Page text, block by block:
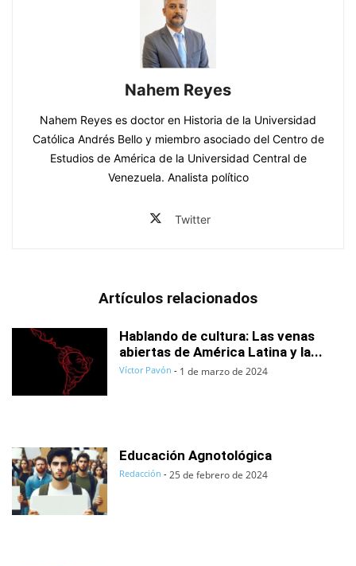
Nahem Reyes
Nahem Reyes es doctor en Historia de la Universidad
Católica Andrés Bello y miembro asociado del Centro de
Estudios de América de la Universidad Central de
Venezuela. Analista político
Twitter
Artículos relacionados
Hablando de cultura: Las venas
abiertas de América Latina y la...
Víctor Pavón - 1 de marzo de 2024
Educación Agnotológica
Redacción - 25 de febrero de 2024